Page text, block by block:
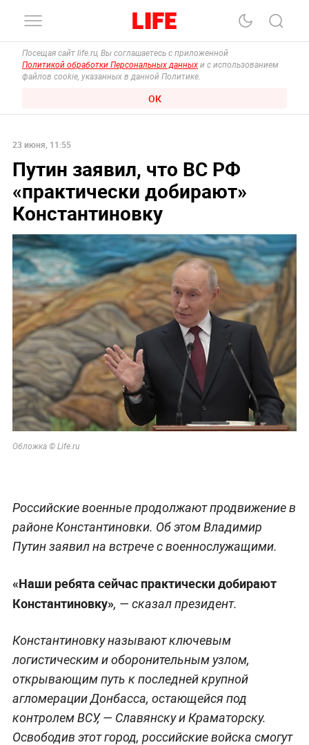
Посещая сайт life.ru, Вы соглашаетесь с приложенной
Политикой обработки Персональных данных и с использованием
файлов cookie, указанных в данной Политике.
ОК
23 июня, 11:55
Путин заявил, что ВС РФ
«практически добирают»
Константиновку
Обложка © Life.ru
Российские военные продолжают продвижение в
районе Константиновки. Об этом Владимир
Путин заявил на встрече с военнослужащими.
«Наши ребята сейчас практически добирают
Константиновку», — сказал президент.
Константиновку называют ключевым
логистическим и оборонительным узлом,
открывающим путь к последней крупной
агломерации Донбасса, остающейся под
контролем ВСУ, — Славянску и Краматорску.
Освободив этот город, российские войска смогут